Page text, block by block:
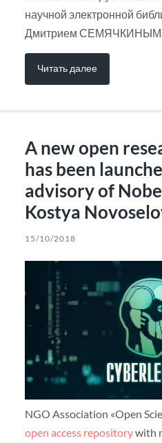
научной электронной
Дмитрием
Читать далее
A new open
has been
advisory of
Kostya
15/10/2018
NGO Association «Open
open access repositorywith